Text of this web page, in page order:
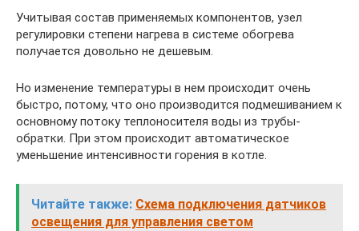
Учитывая состав применяемых компонентов, узел
регулировки степени нагрева в системе обогрева
получается довольно не дешевым.
Но изменение температуры в нем происходит очень
быстро, потому, что оно производится подмешиванием к
основному потоку теплоносителя воды из трубы-
обратки. При этом происходит автоматическое
уменьшение интенсивности горения в котле.
Читайте также: Схема подключения датчиков
освещения для управления светом